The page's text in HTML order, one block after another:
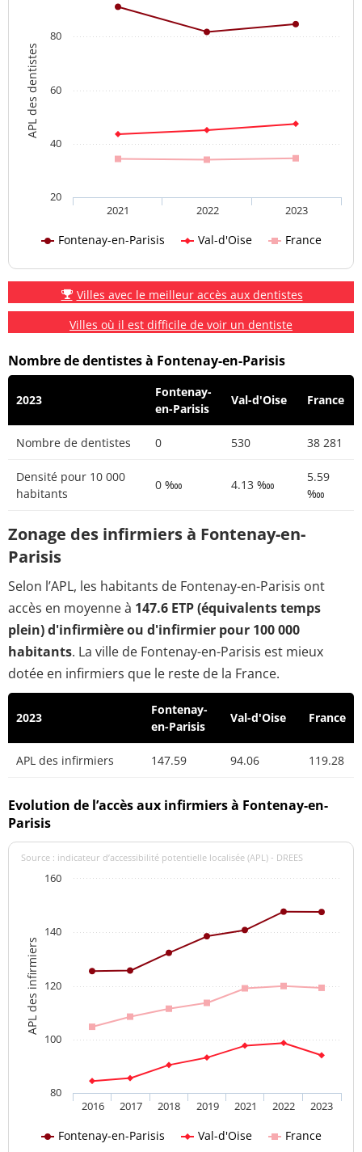
APL des dentistes
Fontenay-en-Parisis Val-d'Oise France
2021 2022 2023
20
40
60
80
Villes avec le meilleur accès aux dentistes
Villes où il est difficile de voir un dentiste
Nombre de dentistes à Fontenay-en-Parisis
2023
Fontenay-
en-Parisis
Val-d'Oise France
Nombre de dentistes 0 530 38 281
Densité pour 10 000
habitants
0 ‱ 4.13 ‱
5.59
‱
Zonage des infirmiers à Fontenay-en-
Parisis
Selon l’APL, les habitants de Fontenay-en-Parisis ont
accès en moyenne à 147.6 ETP (équivalents temps
plein) d'infirmière ou d'infirmier pour 100 000
habitants. La ville de Fontenay-en-Parisis est mieux
dotée en infirmiers que le reste de la France.
2023
Fontenay-
en-Parisis
Val-d'Oise France
APL des infirmiers 147.59 94.06 119.28
Evolution de l’accès aux infirmiers à Fontenay-en-
Parisis
APL des infirmiers
Source : indicateur d’accessibilité potentielle localisée (APL) - DREES
Fontenay-en-Parisis Val-d'Oise France
2016 2017 2018 2019 2021 2022 2023
80
100
120
140
160